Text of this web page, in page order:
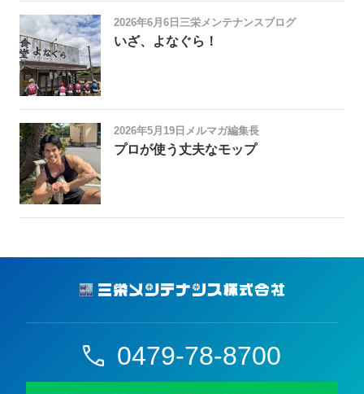
2026年6月6日 三栄メンテナンスブログ
いざ、よなぐら！
2026年5月19日 メルマガ編集長
プロが使う丈夫なモップ
0479-78-8700